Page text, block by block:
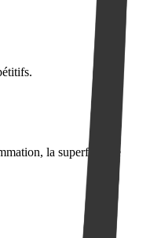
la superficie de